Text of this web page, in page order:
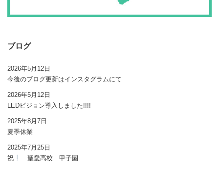
ブログ
2026年5月12日
今後のブログ更新はインスタグラムにて
2026年5月12日
LEDビジョン導入しました!!!!
2025年8月7日
夏季休業
2025年7月25日
祝
聖愛高校 甲子園